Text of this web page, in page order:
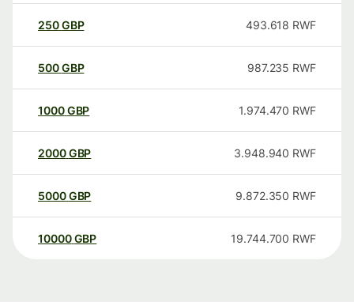
250GBP 493.618 RWF
500GBP 987.235 RWF
1000GBP 1.974.470 RWF
2000GBP 3.948.940 RWF
5000GBP 9.872.350 RWF
10000 GBP 19.744.700 RWF